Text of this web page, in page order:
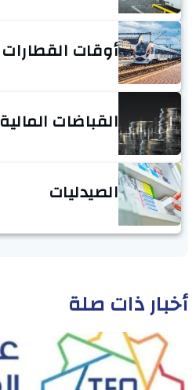
أوقات القطارات
القباضات المالية
الصيدليات
أخبار ذات صلة